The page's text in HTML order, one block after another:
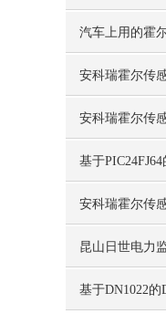
机、底盘、车
汽车上用的霍
什么？
安科瑞霍尔传
安科瑞霍尔传
用
基于
置设计及应用
安科瑞霍尔传
用
昆山日世电力
基于DN1022的